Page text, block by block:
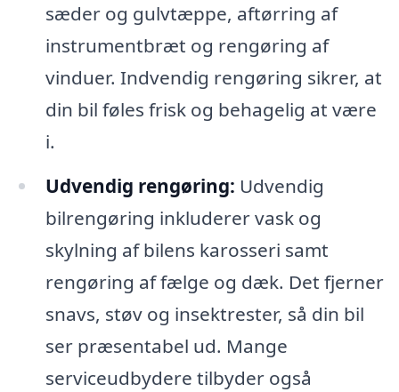
sæder og gulvtæppe, aftørring af
instrumentbræt og rengøring af
vinduer. Indvendig rengøring sikrer, at
din bil føles frisk og behagelig at være
i.
Udvendig rengøring: Udvendig
bilrengøring inkluderer vask og
skylning af bilens karosseri samt
rengøring af fælge og dæk. Det fjerner
snavs, støv og insektrester, så din bil
ser præsentabel ud. Mange
serviceudbydere tilbyder også